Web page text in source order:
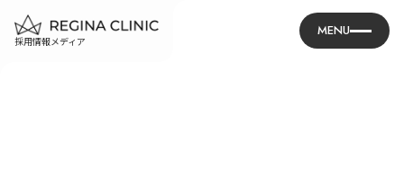
採用情報メディア
MENU